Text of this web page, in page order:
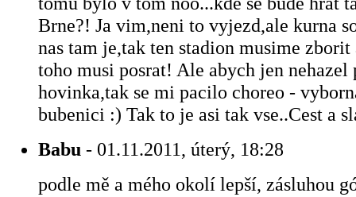
Brne?! Ja vim,neni to vyjezd,ale kurna
nas tam je,tak ten stadion musime zborit
toho musi posrat! Ale abych jen nehazel
hovinka,tak se mi pacilo choreo -
bubenici :) Tak to je asi tak vse..Cest a
Babu - 01.11.2011, úterý, 18:28
podle mě a mého okolí lepší, zásluhou